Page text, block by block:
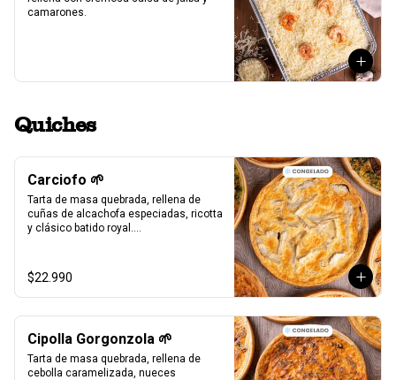
camarones.
Quiches
Carciofo 🌱
Tarta de masa quebrada, rellena de
cuñas de alcachofa especiadas, ricotta
y clásico batido royal.
$22.990
Cipolla Gorgonzola 🌱
Tarta de masa quebrada, rellena de
cebolla caramelizada, nueces